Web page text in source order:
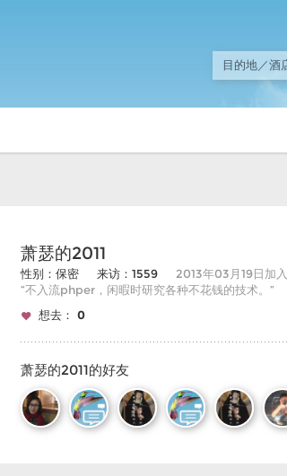
萧瑟的2011
性别：保密 来访：1559
2013年03月19日加入
“不入流phper，闲暇时研究各种不花钱的技术。”
想去： 0
萧瑟的2011的好友